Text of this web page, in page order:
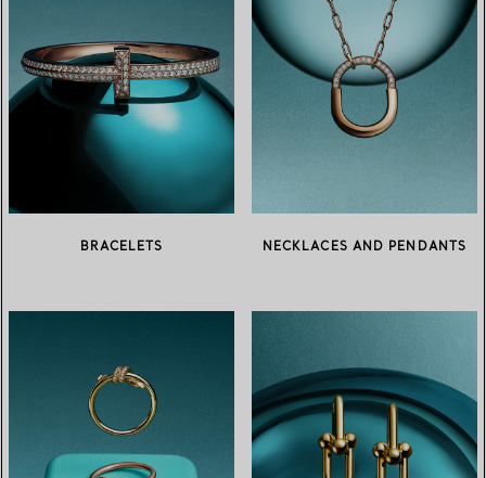
BRACELETS NECKLACES AND PENDANTS